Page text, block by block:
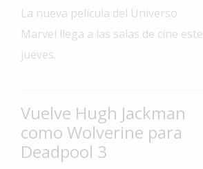
Cultura
Interés
General
La nueva película del Universo
Marvel llega a las salas de cine este
jueves.
Vuelve Hugh Jackman
como Wolverine para
Deadpool 3